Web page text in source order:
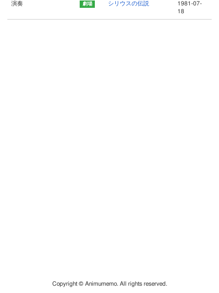
演奏 シリウスの伝説
1981-07-
18
Copyright © Animumemo. All rights reserved.